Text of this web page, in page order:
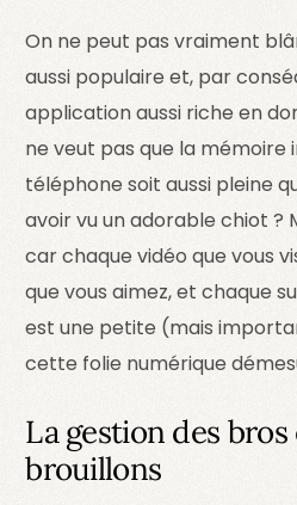
On ne peut pas vraiment
aussi populaire et, par
application aussi riche en
ne veut pas que la mémoire
téléphone soit aussi pleine
avoir vu un adorable chiot ?
car chaque vidéo que vous
que vous aimez, et chaque
est une petite (mais
cette folie numérique
La gestion des bros
brouillons